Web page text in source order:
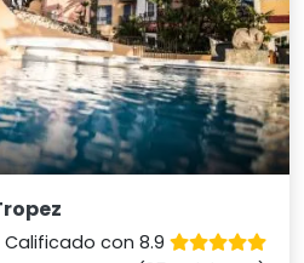
Calificado con 8.9